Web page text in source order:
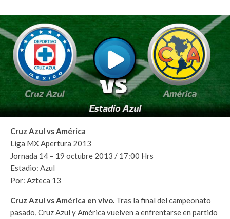
Cruz Azul vs América
Liga MX Apertura 2013
Jornada 14 – 19 octubre 2013 / 17:00 Hrs
Estadio: Azul
Por: Azteca 13
Cruz Azul vs América en vivo. Tras la final del campeonato
pasado, Cruz Azul y América vuelven a enfrentarse en partido